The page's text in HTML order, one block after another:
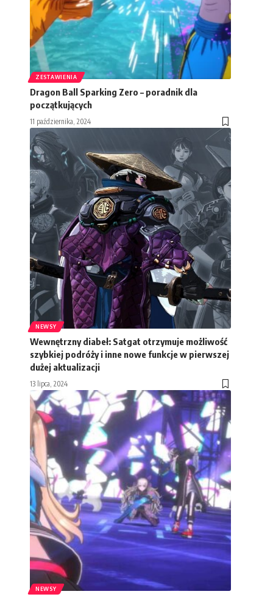
ZESTAWIENIA
Dragon Ball Sparking Zero – poradnik dla
początkujących
11 października, 2024
NEWSY
Wewnętrzny diabeł: Satgat otrzymuje możliwość
szybkiej podróży i inne nowe funkcje w pierwszej
dużej aktualizacji
13 lipca, 2024
NEWSY